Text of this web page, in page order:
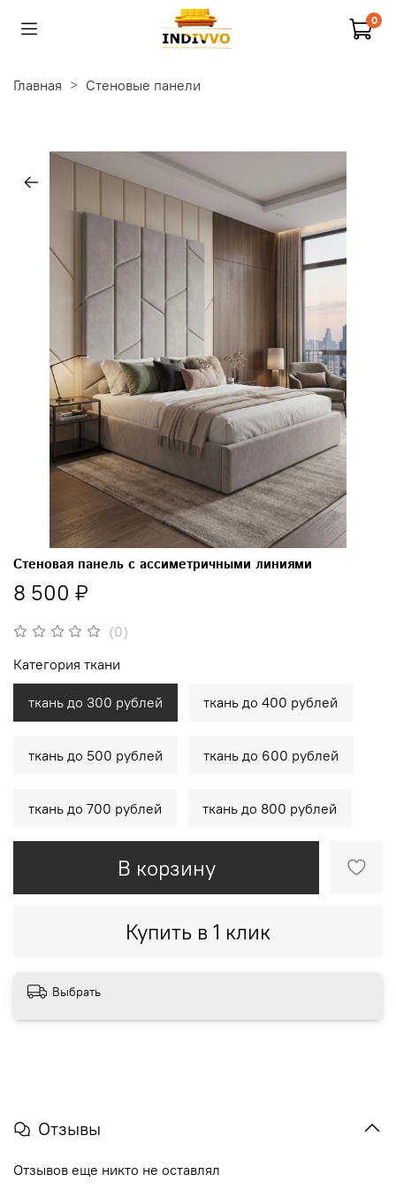
0
Главная Стеновые панели
(0)
Стеновая панель с ассиметричными линиями
8 500 ₽
В корзину
Купить в 1 клик
Категория ткани
ткань до 300 рублей ткань до 400 рублей
ткань до 500 рублей ткань до 600 рублей
ткань до 700 рублей ткань до 800 рублей
Выбрать
Отзывы
Отзывов еще никто не оставлял